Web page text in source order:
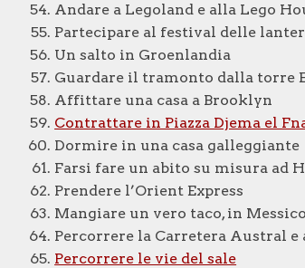
Andare a Legoland e alla Lego
Partecipare al festival delle
Un salto in Groenlandia
Guardare il tramonto dalla torre
Affittare una casa a Brooklyn
Contrattare in Piazza Djema el
Dormire in una casa galleggiante
Farsi fare un abito su misura ad
Prendere l’Orient Express
Mangiare un vero taco, in Messico
Percorrere la Carretera Austral e
Percorrere le vie del sale